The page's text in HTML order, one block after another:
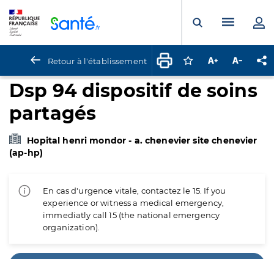
Ouvrir laMenu
Retour à l'établissement Connectez-vous
Augmenter la
Dsp 94 dispositif de soins
partagés
Hopital henri mondor - a. chenevier site chenevier
(ap-hp)
En cas d'urgence vitale, contactez le 15. If you
experience or witness a medical emergency,
immediatly call 15 (the national emergency
organization).